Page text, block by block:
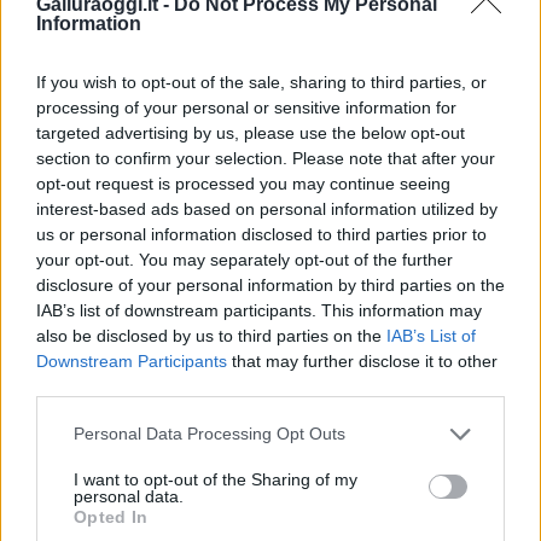
Information
If you wish to opt-out of the sale, sharing to third parties, or
processing of your personal or sensitive information for
targeted advertising by us, please use the below opt-out
section to confirm your selection. Please note that after your
opt-out request is processed you may continue seeing
interest-based ads based on personal information utilized by
us or personal information disclosed to third parties prior to
your opt-out. You may separately opt-out of the further
disclosure of your personal information by third parties on the
IAB’s list of downstream participants. This information may
also be disclosed by us to third parties on the IAB’s List of
Downstream Participants that may further disclose it to other
Please note that this website/app uses one or more Google
not limited to your visit or usage behaviour. You may click to
grant or deny consent to Google and its third-party tags to
use your data for below specified purposes in below Google
Personal Data Processing Opt Outs
I want to opt-out of the Sharing of my
personal data.
Opted In
Calangianus, allarme sul centro accoglienza
Gallura, finti clienti svuotano le suite: furto da
50mila nel resort
Meteo Olbia 7 agosto, sole e caldo tornano
protagonisti
Test tunnel Olbia: rampe chiuse ancora fino a
fine agosto
Aggius conquista la classifica delle mete più